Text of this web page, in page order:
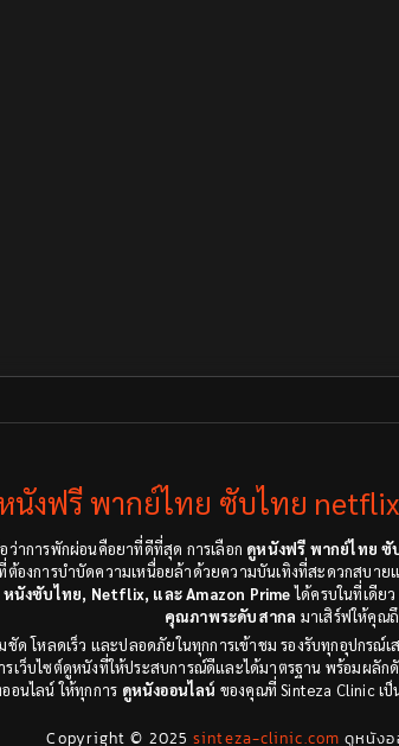
นังฟรี พากย์ไทย ซับไทย
อว่าการพักผ่อนคือยาที่ดีที่สุด การเลือก ดูหนังฟรี พากย์ไทย ซั
องการบำบัดความเหนื่อยล้าด้วยความบันเทิงที่สะดวกสบาย
นังซับไทย, Netflix, และ Amazon Primeได้ครบในที่เดียว
คุณภาพระดับสากล มาเสิร์ฟให้คุณ
ชัด โหลดเร็ว และปลอดภัยในทุกการเข้าชม รองรับทุกอุปกร
เว็บไซต์ดูหนังที่ให้ประสบการณ์ดีและได้มาตรฐาน พร้อมผลัก
อนไลน์ ให้ทุกการ ดูหนังออนไลน์ ของคุณที่ Sinteza Clinic เ
Copyright © 2025sinteza-clinic.com ดูหนัง